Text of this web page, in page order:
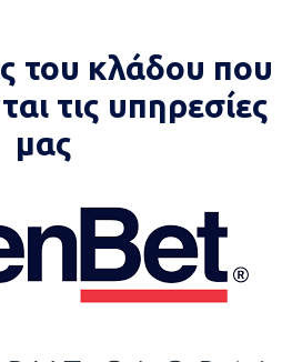
του κλάδου που
τις υπηρεσίες
μας